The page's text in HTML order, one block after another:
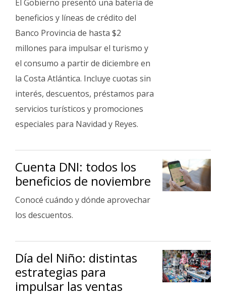
El Gobierno presentó una batería de
beneficios y líneas de crédito del
Banco Provincia de hasta $2
millones para impulsar el turismo y
el consumo a partir de diciembre en
la Costa Atlántica. Incluye cuotas sin
interés, descuentos, préstamos para
servicios turísticos y promociones
especiales para Navidad y Reyes.
Cuenta DNI: todos los
beneficios de noviembre
Conocé cuándo y dónde aprovechar
los descuentos.
Día del Niño: distintas
estrategias para
impulsar las ventas